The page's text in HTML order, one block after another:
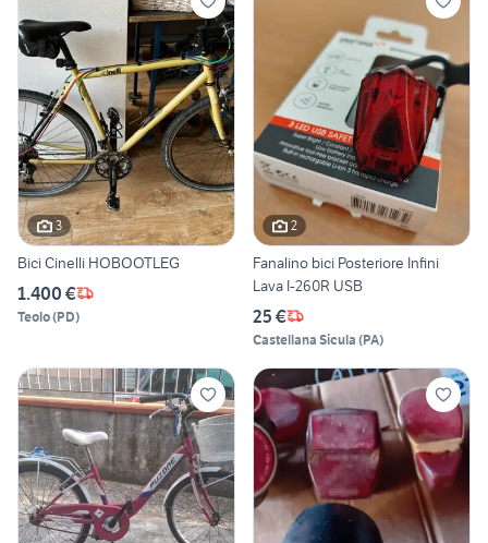
3
Bici Cinelli HOBOOTLEG
1.400 €
Teolo(PD)
2
Fanalino bici Posteriore Infini
Lava I-260R USB
25 €
Castellana Sicula (PA)